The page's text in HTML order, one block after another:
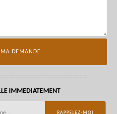
IMMEDIATEMENT